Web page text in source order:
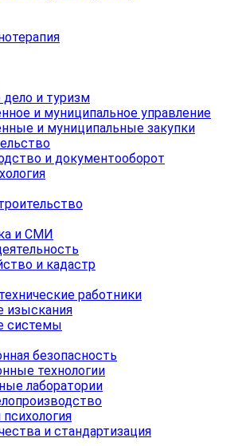
дело и туризм
и муниципальное управление
и муниципальные закупки
и документооборот
и СМИ
и кадастр
работники
изыскания
системы
безопасность
технологии
лаборатории
и стандартизация